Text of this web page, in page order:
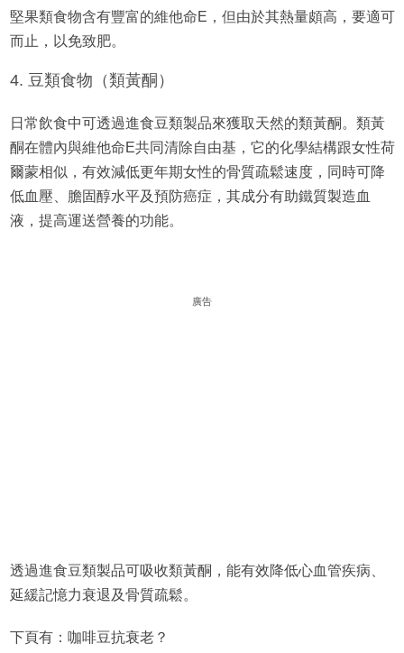
堅果類食物含有豐富的維他命E，但由於其熱量頗高，要適可
而止，以免致肥。
4. 豆類食物（類黃酮）
日常飲食中可透過進食豆類製品來獲取天然的類黃酮。類黃
酮在體內與維他命E共同清除自由基，它的化學結構跟女性荷
爾蒙相似，有效減低更年期女性的骨質疏鬆速度，同時可降
低血壓、膽固醇水平及預防癌症，其成分有助鐵質製造血
液，提高運送營養的功能。
廣告
透過進食豆類製品可吸收類黃酮，能有效降低心血管疾病、
延緩記憶力衰退及骨質疏鬆。
下頁有：咖啡豆抗衰老？